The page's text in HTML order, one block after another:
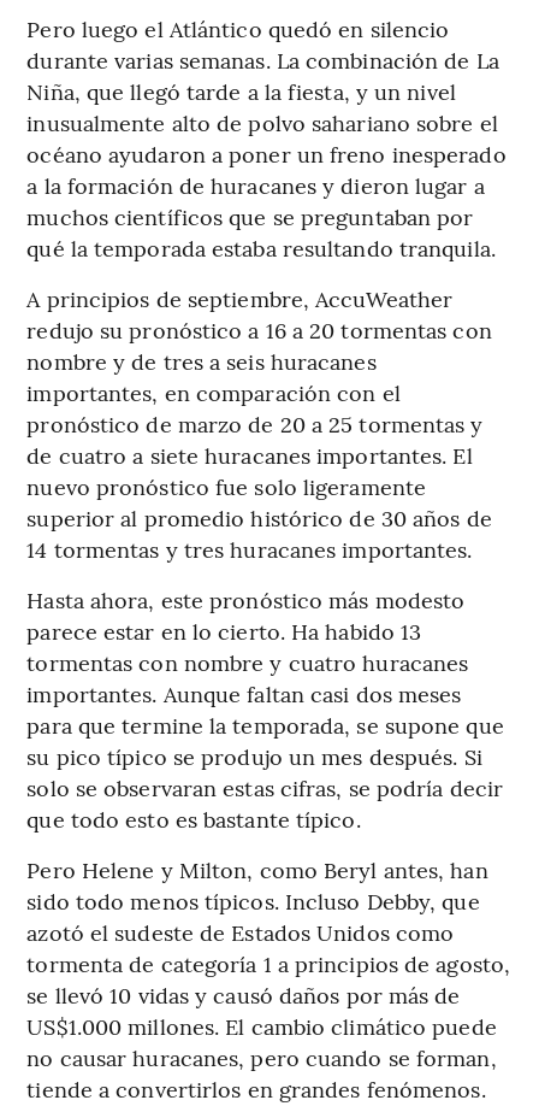
Pero luego el Atlántico quedó en silencio
durante varias semanas. La combinación de La
Niña, que llegó tarde a la fiesta, y un nivel
inusualmente alto de polvo sahariano sobre el
océano ayudaron a poner un freno inesperado
a la formación de huracanes y dieron lugar a
muchos científicos que se preguntaban por
qué la temporada estaba resultando tranquila.
A principios de septiembre, AccuWeather
redujo su pronóstico a 16 a 20 tormentas con
nombre y de tres a seis huracanes
importantes, en comparación con el
pronóstico de marzo de 20 a 25 tormentas y
de cuatro a siete huracanes importantes. El
nuevo pronóstico fue solo ligeramente
superior al promedio histórico de 30 años de
14 tormentas y tres huracanes importantes.
Hasta ahora, este pronóstico más modesto
parece estar en lo cierto. Ha habido 13
tormentas con nombre y cuatro huracanes
importantes. Aunque faltan casi dos meses
para que termine la temporada, se supone que
su pico típico se produjo un mes después. Si
solo se observaran estas cifras, se podría decir
que todo esto es bastante típico.
Pero Helene y Milton, como Beryl antes, han
sido todo menos típicos. Incluso Debby, que
azotó el sudeste de Estados Unidos como
tormenta de categoría 1 a principios de agosto,
se llevó 10 vidas y causó daños por más de
US$1.000 millones. El cambio climático puede
no causar huracanes, pero cuando se forman,
tiende a convertirlos en grandes fenómenos.